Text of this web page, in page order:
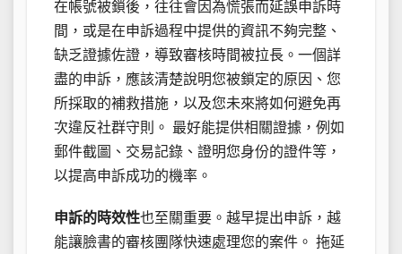
在帳號被鎖後，往往會因為慌張而延誤申訴時
間，或是在申訴過程中提供的資訊不夠完整、
缺乏證據佐證，導致審核時間被拉長。一個詳
盡的申訴，應該清楚說明您被鎖定的原因、您
所採取的補救措施，以及您未來將如何避免再
次違反社群守則。 最好能提供相關證據，例如
郵件截圖、交易記錄、證明您身份的證件等，
以提高申訴成功的機率。
申訴的時效性也至關重要。越早提出申訴，越
能讓臉書的審核團隊快速處理您的案件。 拖延